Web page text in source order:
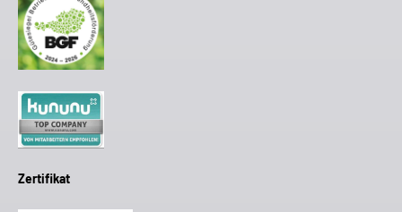
Zertifikat